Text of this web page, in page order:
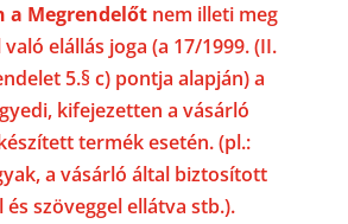
a Megrendelőtnem illeti meg
elállás joga (a 17/1999. (II.
5.§ c) pontja alapján) a
kifejezetten a vásárló
termék esetén. (pl.:
a vásárló által biztosított
szöveggel ellátva stb.).